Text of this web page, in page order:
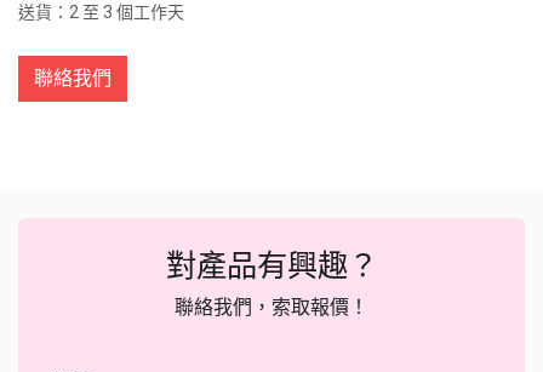
送貨：2 至 3 個工作天
聯絡我們
對產品有興趣？
聯絡我們，索取報價！